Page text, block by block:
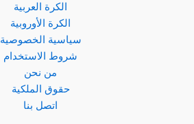
الكرة العربية
الكرة الأوروبية
سياسية الخصوصية
شروط الاستخدام
من نحن
حقوق الملكية
اتصل بنا